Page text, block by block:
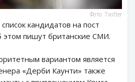
Фото: Twitter
кандидатов на пост
этом пишут британские СМИ.
вариантом является
«Дерби Каунти» также